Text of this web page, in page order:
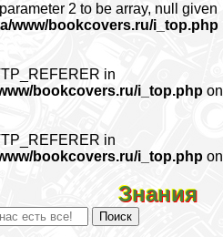
2 to be array, null given
www/bookcovers.ru/i_top.php
in
bookcovers.ru/i_top.php on
in
bookcovers.ru/i_top.php on
Знания